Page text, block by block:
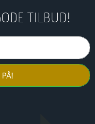
TILBUD!